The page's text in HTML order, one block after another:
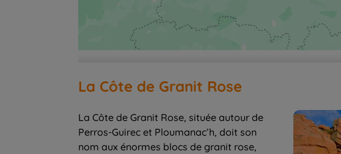
La Côte de Granit Rose
La Côte de Granit Rose, située autour de
Perros-Guirec et Ploumanac’h, doit son
nom aux énormes blocs de granit rose,